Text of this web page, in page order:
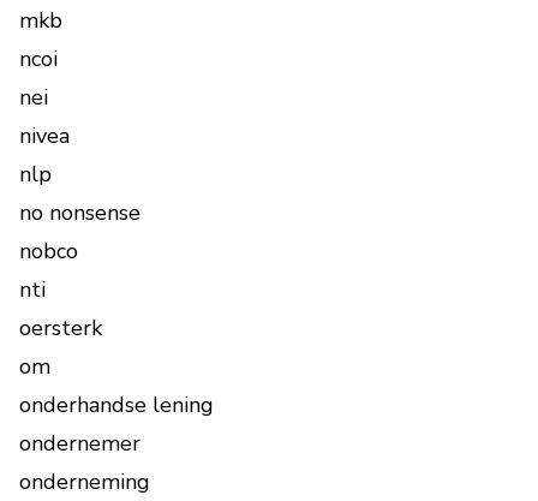
mkb
ncoi
nei
nivea
nlp
no nonsense
nobco
nti
oersterk
om
onderhandse lening
ondernemer
onderneming